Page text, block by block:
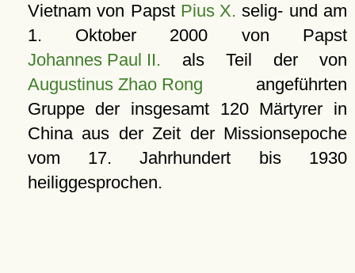
Vietnam von Papst Pius X. selig- und am
1. Oktober 2000 von Papst
Johannes Paul II. als Teil der von
Augustinus Zhao Rong angeführten
Gruppe der insgesamt 120 Märtyrer in
China aus der Zeit der Missionsepoche
vom 17. Jahrhundert bis 1930
heiliggesprochen.